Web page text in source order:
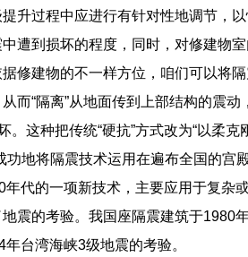
升过程中应进行有针对性地调节，以
遭到损坏的程度，同时，对修建物
修建物的不一样方位，咱们可以将隔
而“隔离”从地面传到上部结构的震
这种把传统“硬抗”方式改为“以柔克
地将隔震技术运用在遍布全国的宫
代的一项新技术，主要应用于复杂
震的考验。我国座隔震建筑于1980
台湾海峡3级地震的考验。